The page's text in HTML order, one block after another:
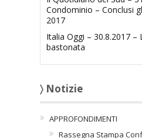
Condominio – Conclusi
2017
Italia Oggi – 30.8.2017 –
bastonata
〉 Notizie
APPROFONDIMENTI
Rassegna Stampa